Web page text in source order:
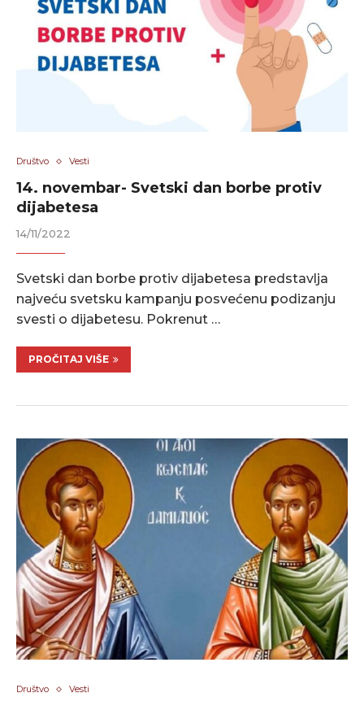
Društvo Vesti
14. novembar- Svetski dan borbe protiv
dijabetesa
14/11/2022
Svetski dan borbe protiv dijabetesa predstavlja
najveću svetsku kampanju posvećenu podizanju
svesti o dijabetesu. Pokrenut …
PROČITAJ VIŠE
Društvo Vesti